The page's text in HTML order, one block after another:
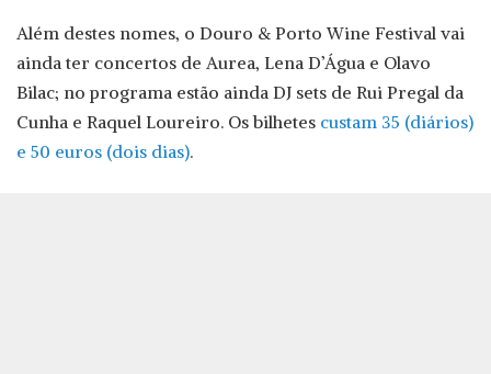
Além destes nomes, o Douro & Porto Wine Festival vai
ainda ter concertos de Aurea, Lena D’Água e Olavo
Bilac; no programa estão ainda DJ sets de Rui Pregal da
Cunha e Raquel Loureiro. Os bilhetes custam 35 (diários)
e 50 euros (dois dias).